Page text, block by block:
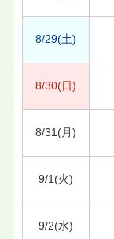
8/29(土)
8/30(日)
8/31(月)
9/1(火)
9/2(水)